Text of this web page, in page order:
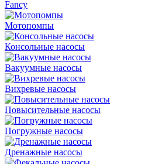
Fancy
Мотопомпы
Консольные насосы
Вакуумные насосы
Вихревые насосы
Повысительные насосы
Погружные насосы
Дренажные насосы